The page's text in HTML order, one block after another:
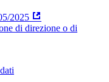
2025
di direzione o di